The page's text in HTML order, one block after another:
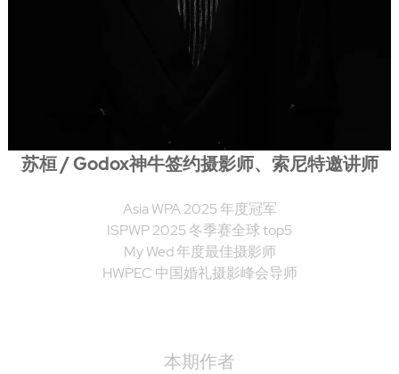
苏桓 / Godox神牛签约摄影师、索尼特邀讲师
Asia WPA 2025 年度冠军
ISPWP 2025 冬季赛全球 top5
My Wed 年度最佳摄影师
HWPEC 中国婚礼摄影峰会导师
本期作者